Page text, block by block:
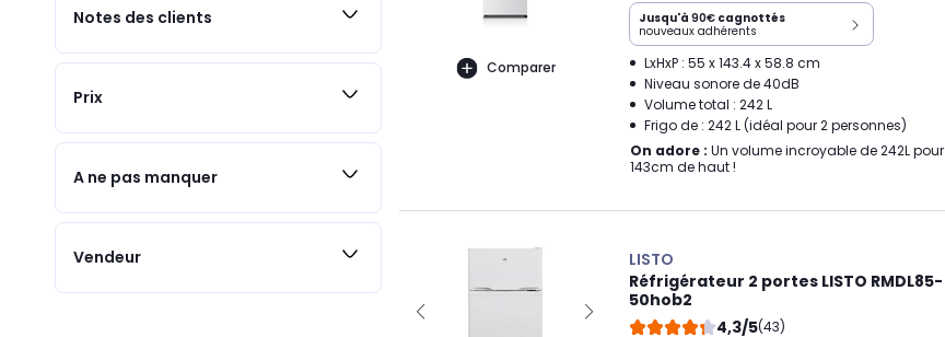
Notes des clients
Prix
A ne pas manquer
Vendeur
Comparer
Jusqu'à 90€ cagnottés
nouveaux adhérents
LxHxP : 55 x 143.4 x 58.8 cm
Niveau sonore de 40dB
Volume total : 242 L
Frigo de : 242 L (idéal pour 2 personnes)
On adore : Un volume incroyable de 242L pour
143cm de haut !
LISTO
Réfrigérateur 2 portes LISTO RMDL85-
50hob2
4,3/5(43)